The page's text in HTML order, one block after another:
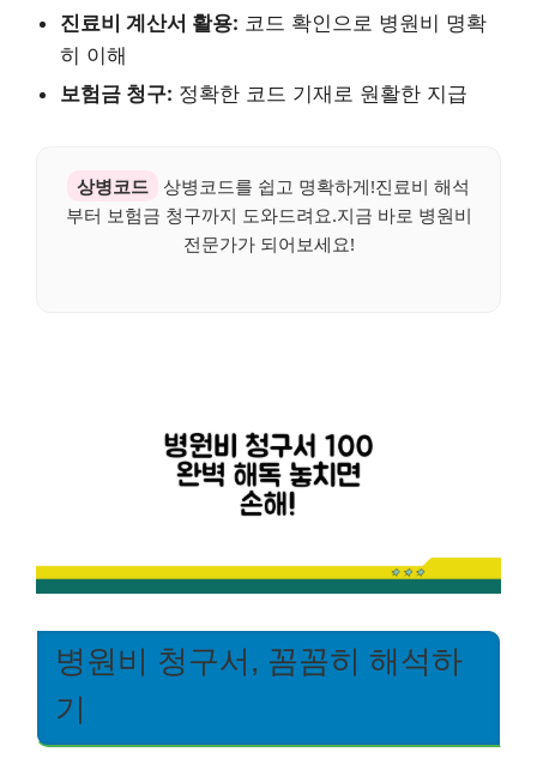
진료비 계산서 활용: 코드 확인으로 병원비 명확
히 이해
보험금 청구: 정확한 코드 기재로 원활한 지급
상병코드 상병코드를 쉽고 명확하게!진료비 해석
부터 보험금 청구까지 도와드려요.지금 바로 병원비
전문가가 되어보세요!
병원비 청구서, 꼼꼼히 해석하
기